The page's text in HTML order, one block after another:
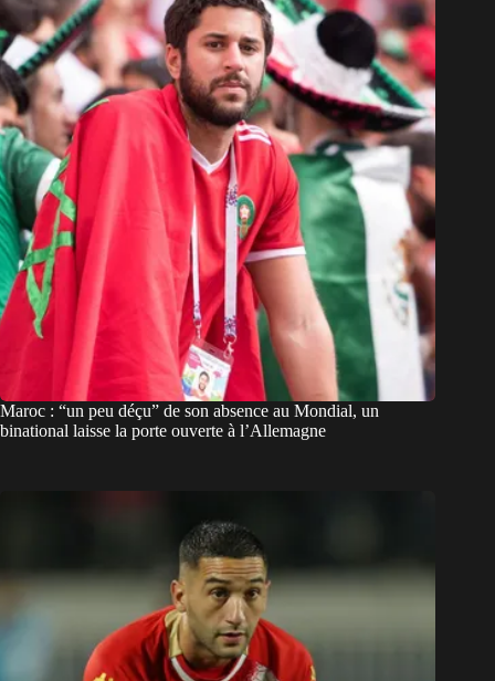
Maroc : “un peu déçu” de son absence au Mondial, un
binational laisse la porte ouverte à l’Allemagne